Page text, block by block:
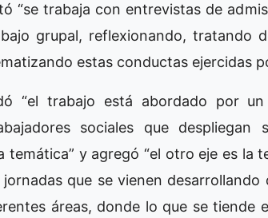
“se trabaja con entrevistas de
grupal, reflexionando, tratando
estas conductas ejercidas
“el trabajo está abordado por un
sociales que despliegan
temática” y agregó “el otro eje es la
que se vienen desarrollando
áreas, donde lo que se tiende